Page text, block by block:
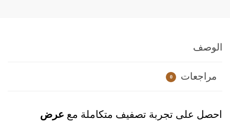
الوصف
مراجعات 0
احصل على تجربة تصفيف متكاملة مع عرض